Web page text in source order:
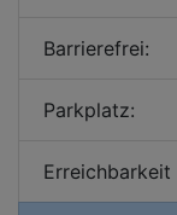
Barrierefrei:
Parkplatz:
Erreichbarkeit